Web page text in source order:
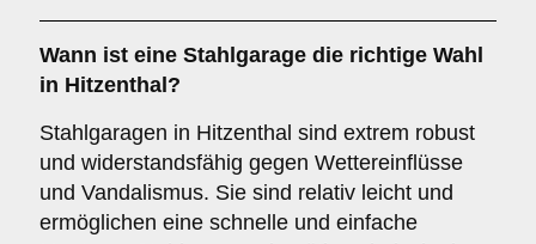
Wann ist eine Stahlgarage die richtige Wahl
in Hitzenthal?
Stahlgaragen in Hitzenthal sind extrem robust
und widerstandsfähig gegen Wettereinflüsse
und Vandalismus. Sie sind relativ leicht und
ermöglichen eine schnelle und einfache